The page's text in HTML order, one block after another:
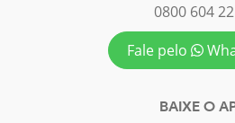
0800 604
Fale pelo
BAIXE O